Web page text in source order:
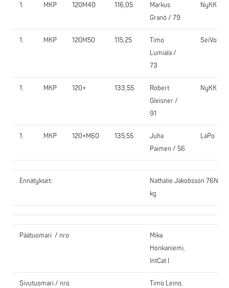
1. MKP 120M40 116,05
Markus
Granö / 79
NyKK
1. MKP 120M50 115,25
Timo
Lumiala /
73
SeiVo
1. MKP 120+ 133,55
Robert
Gleisner /
91
NyKK
1. MKP 120+M60 135,55
Juha
Paimen / 56
LaPo
Ennätykset:
Nathalie Jakobsson
kg
Päätuomari / nro
Mika
Honkaniemi,
IntCat I
Sivutuomari / nro
Timo Leino,